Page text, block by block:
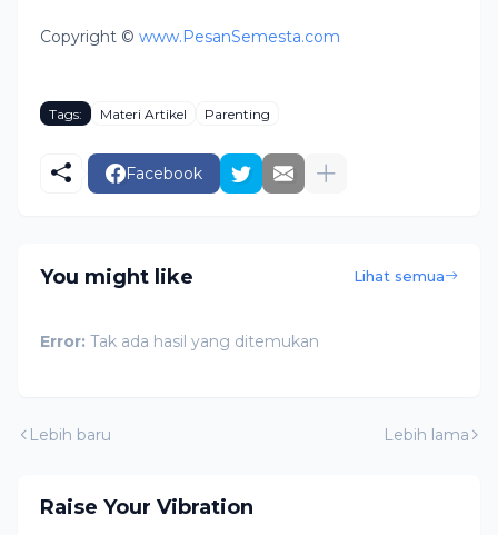
Copyright © www.PesanSemesta.com
Tags: Materi Artikel Parenting
Facebook
You might like Lihat semua
Error: Tak ada hasil yang ditemukan
Lebih baru Lebih lama
Raise Your Vibration